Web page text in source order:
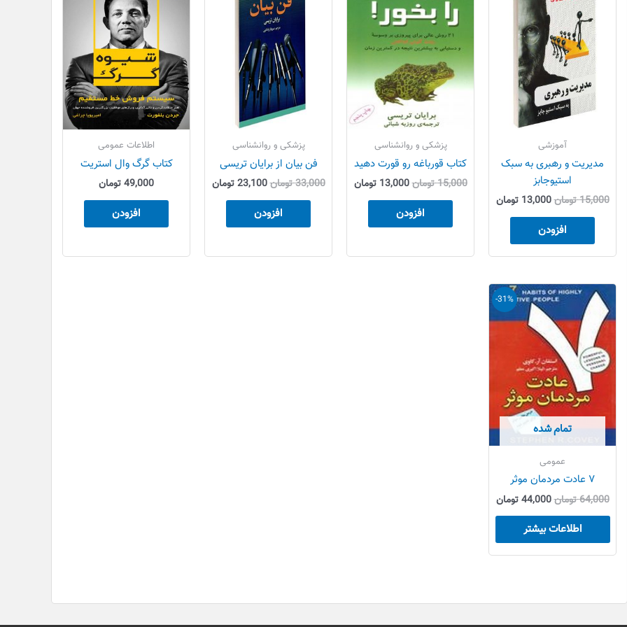
آموزشی
مدیریت و رهبری به سبک
استیوجابز
15,000تومان
بود.
13,000 تومان
افزودن
پزشکی و روانشناسی
کتاب قورباغه رو قورت دهید
15,000تومان
بود.
13,000 تومان
افزودن
پزشکی و روانشناسی
فن بیان از برایان تریسی
33,000تومان
بود.
23,100 تومان
افزودن
اطلاعات عمومی
کتاب گرگ وال استریت
49,000تومان
افزودن
-31%
تمام شده
عمومی
۷ عادت مردمان موثر
64,000تومان
قیمت
اصلی
64,000 تومان
بود.
44,000 تومان
قیمت
فعلی
است.
اطلاعات بیشتر